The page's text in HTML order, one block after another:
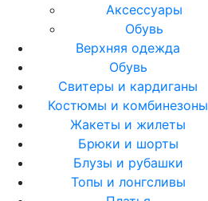
Аксессуары
Обувь
Верхняя одежда
Обувь
Свитеры и кардиганы
Костюмы и комбинезоны
Жакеты и жилеты
Брюки и шорты
Блузы и рубашки
Топы и лонгсливы